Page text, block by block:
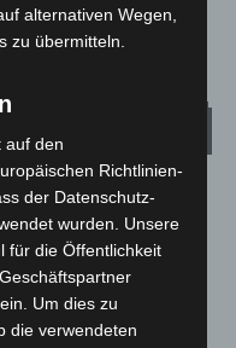
°C °
°
alternativen Wegen,
zu übermitteln.
auf den
Richtlinien-
der Datenschutz-
wurden. Unsere
für die Öffentlichkeit
Um dies zu
die verwendeten